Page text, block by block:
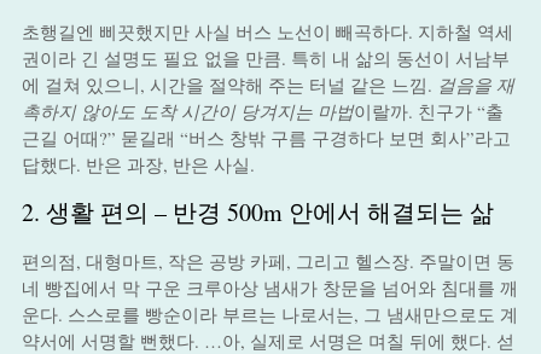
초행길엔 삐끗했지만 사실 버스 노선이 빼곡하다. 지하철 역세
권이라 긴 설명도 필요 없을 만큼. 특히 내 삶의 동선이 서남부
에 걸쳐 있으니, 시간을 절약해 주는 터널 같은 느낌. 걸음을 재
촉하지 않아도 도착 시간이 당겨지는 마법이랄까. 친구가 “출
근길 어때?” 묻길래 “버스 창밖 구름 구경하다 보면 회사”라고
답했다. 반은 과장, 반은 사실.
2. 생활 편의 – 반경 500m 안에서 해결되는 삶
편의점, 대형마트, 작은 공방 카페, 그리고 헬스장. 주말이면 동
네 빵집에서 막 구운 크루아상 냄새가 창문을 넘어와 침대를 깨
운다. 스스로를 빵순이라 부르는 나로서는, 그 냄새만으로도 계
약서에 서명할 뻔했다. …아, 실제로 서명은 며칠 뒤에 했다. 섣